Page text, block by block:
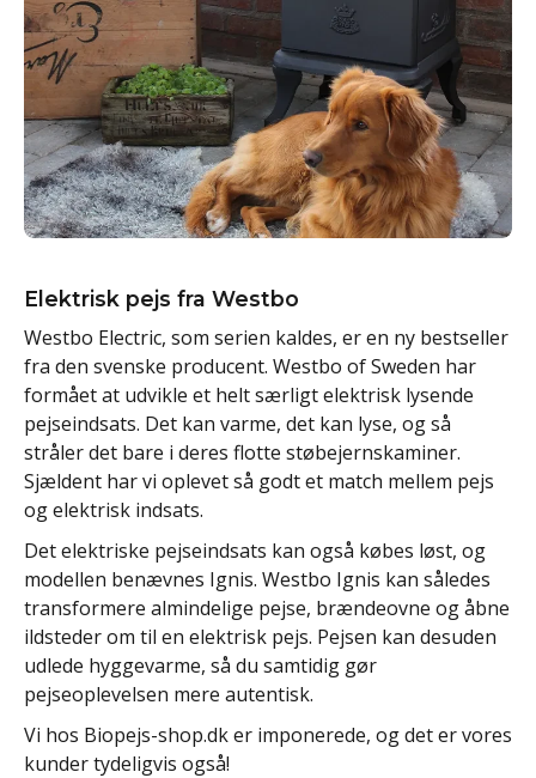
Elektrisk pejs fra Westbo
Westbo Electric, som serien kaldes, er en ny bestseller
fra den svenske producent. Westbo of Sweden har
formået at udvikle et helt særligt elektrisk lysende
pejseindsats. Det kan varme, det kan lyse, og så
stråler det bare i deres flotte støbejernskaminer.
Sjældent har vi oplevet så godt et match mellem pejs
og elektrisk indsats.
Det elektriske pejseindsats kan også købes løst, og
modellen benævnes Ignis. Westbo Ignis kan således
transformere almindelige pejse, brændeovne og åbne
ildsteder om til en elektrisk pejs. Pejsen kan desuden
udlede hyggevarme, så du samtidig gør
pejseoplevelsen mere autentisk.
Vi hos Biopejs-shop.dk er imponerede, og det er vores
kunder tydeligvis også!